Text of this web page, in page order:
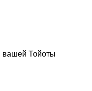
вашей Тойоты